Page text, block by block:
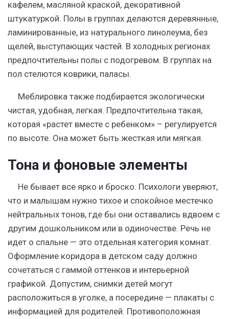
кафелем, масляной краской, декоративной
штукатуркой. Полы в группах делаются деревянные,
ламинированные, из натурального линолеума, без
щелей, выступающих частей. В холодных регионах
предпочтительны полы с подогревом. В группах на
пол стелются коврики, паласы.
Меблировка также подбирается экологически
чистая, удобная, легкая. Предпочтительна такая,
которая «растет вместе с ребенком» – регулируется
по высоте. Она может быть жесткая или мягкая.
Тона и фоновые элементы
Не бывает все ярко и броско. Психологи уверяют,
что и малышам нужно тихое и спокойное местечко
нейтральных тонов, где бы они оставались вдвоем с
другим дошкольником или в одиночестве. Речь не
идет о спальне — это отдельная категория комнат.
Оформление коридора в детском саду должно
сочетаться с гаммой оттенков и интерьерной
графикой. Допустим, снимки детей могут
расположиться в уголке, а посередине — плакаты с
информацией для родителей. Противоположная